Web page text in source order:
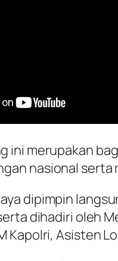
ini merupakan
nasional
dipimpin
dihadiri oleh
Kapolri, Asisten